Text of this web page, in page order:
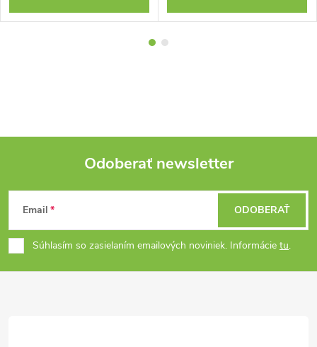
Z
á
p
Odoberať newsletter
Email
Súhlasím so zasielaním emailových noviniek. Informácie tu.
ODOBERAŤ